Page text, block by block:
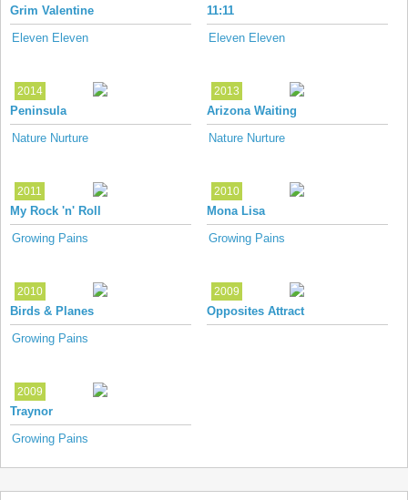
Grim Valentine
Eleven Eleven
11:11
Eleven Eleven
2014
Peninsula
Nature Nurture
2013
Arizona Waiting
Nature Nurture
2011
My Rock 'n' Roll
Growing Pains
2010
Mona Lisa
Growing Pains
2010
Birds & Planes
Growing Pains
2009
Opposites Attract
2009
Traynor
Growing Pains